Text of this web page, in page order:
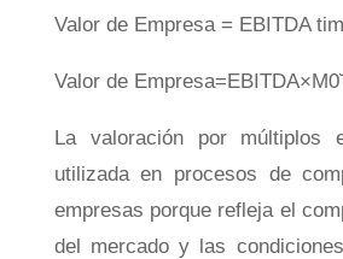
Valor de Empresa = EBITDA
Valor de Empresa=EBITDA×M0
La valoración por múltiplos
utilizada en procesos de
empresas porque refleja el
del mercado y las